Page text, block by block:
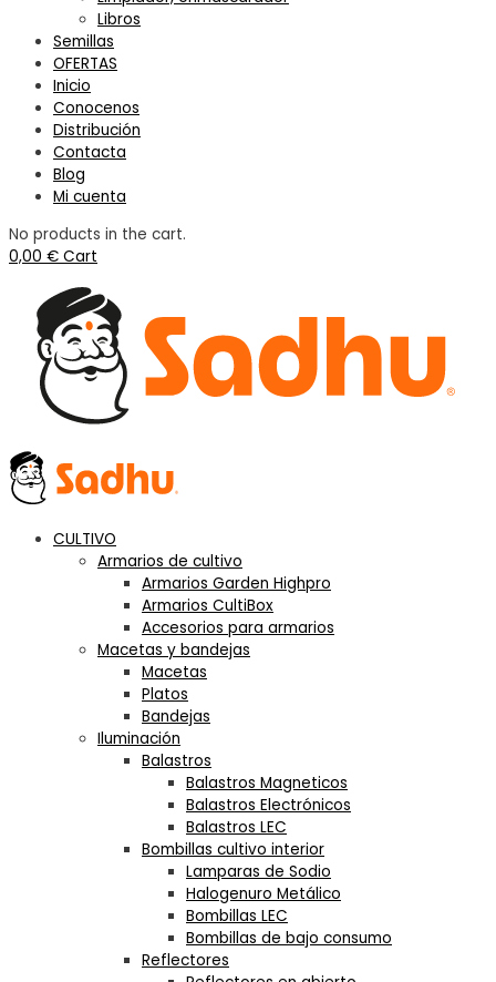
Libros
Semillas
OFERTAS
Inicio
Conocenos
Distribución
Contacta
Blog
Mi cuenta
No products in the cart.
0,00 € Cart
CULTIVO
Armarios de cultivo
Armarios Garden Highpro
Armarios CultiBox
Accesorios para armarios
Macetas y bandejas
Macetas
Platos
Bandejas
Iluminación
Balastros
Balastros Magneticos
Balastros Electrónicos
Balastros LEC
Bombillas cultivo interior
Lamparas de Sodio
Halogenuro Metálico
Bombillas LEC
Bombillas de bajo consumo
Reflectores